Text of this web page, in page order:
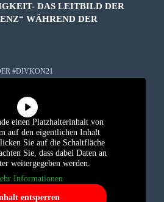
DAS LEITBILD DER
WÄHREND DER
#DIVKON21
einen Platzhalterinhalt von
auf den eigentlichen Inhalt
Sie auf die Schaltfläche
Sie, dass dabei Daten an
weitergegeben werden.
Informationen
entsperren